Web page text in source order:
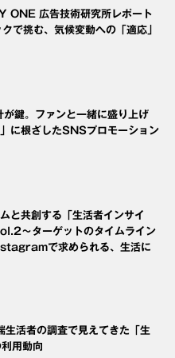
広告技術研究所レポート
で挑む、気候変動への「適応」
鍵。ファンと一緒に盛り上げ
に根ざしたSNSプロモーション
と共創する「生活者インサイ
～ターゲットのタイムライン
で求められる、生活に
生活者の調査で見えてきた「生
用動向